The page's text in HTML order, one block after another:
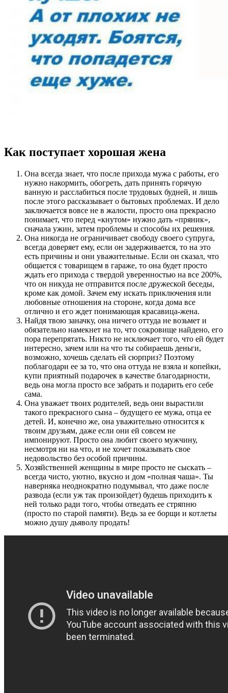
Как поступает хорошая жена
Она всегда знает, что после прихода мужа с работы, его
нужно накормить, обогреть, дать принять горячую
ванную и расслабиться после трудовых будней, и лишь
после этого рассказывает о бытовых проблемах. И дело
заключается вовсе не в жалости, просто она прекрасно
понимает, что перед «кнутом» нужно дать «пряник»,
сначала ужин, затем проблемы и способы их решения.
Она никогда не ограничивает свободу своего супруга,
всегда доверяет ему, если он задерживается, то на это
есть причины и они уважительные. Если он сказал, что
общается с товарищем в гараже, то она будет просто
ждать его прихода с твердой уверенностью на все 200%,
что он никуда не отправится после дружеской беседы,
кроме как домой. Зачем ему искать приключения или
любовные отношения на стороне, когда дома все
отлично и его ждет понимающая красавица-жена.
Найдя твою заначку, она ничего оттуда не возьмет и
обязательно намекнет на то, что сокровище найдено, его
пора перепрятать. Никто не исключает того, что ей будет
интересно, зачем или на что ты собираешь деньги,
возможно, хочешь сделать ей сюрприз? Поэтому
поблагодари ее за то, что она оттуда не взяла и копейки,
купи приятный подарочек в качестве благодарности,
ведь она могла просто все забрать и подарить его себе
сама.
Она уважает твоих родителей, ведь они вырастили
такого прекрасного сына – будущего ее мужа, отца ее
детей. И, конечно же, она уважительно относится к
твоим друзьям, даже если они ей совсем не
импонируют. Просто она любит своего мужчину,
несмотря ни на что, и не хочет показывать свое
недовольство без особой причины.
Хозяйственней женщины в мире просто не сыскать –
всегда чисто, уютно, вкусно и дом «полная чаша». Ты
наверняка неоднократно подумывал, что даже после
развода (если уж так произойдет) будешь приходить к
ней только ради того, чтобы отведать ее стряпню
(просто по старой памяти). Ведь за ее борщи и котлеты
можно душу дьяволу продать!